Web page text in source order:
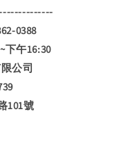
0388
下午16:30
公司
101號